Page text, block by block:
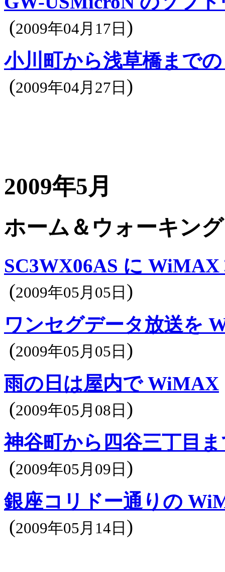
(2009年04月17日 )
小川町から浅草橋まで
(2009年04月27日 )
2009年5月
ホーム＆ウォーキン
SC3WX06AS に
(2009年05月05日 )
ワンセグデータ放送を
(2009年05月05日 )
雨の日は屋内で WiMAX
(2009年05月08日 )
神谷町から四谷三丁目
(2009年05月09日 )
銀座コリドー通りの
(2009年05月14日 )